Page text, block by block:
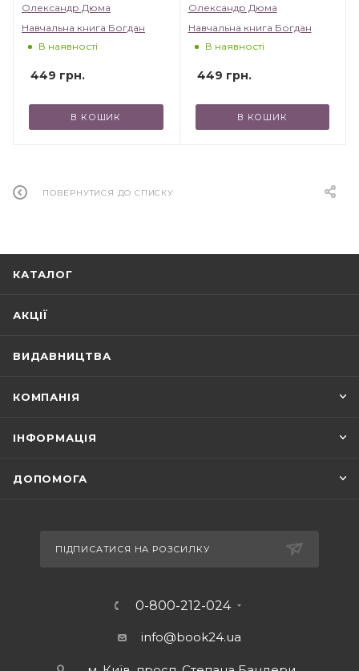
Олександр Дюма
Навчальна книга Богдан
В наявності
449 грн.
В КОШИК
Олександр Дюма
Навчальна книга Богдан
В наявності
449 грн.
В КОШИК
ПОВЕРНУТИСЯ ДО СПИСКУ
КАТАЛОГ
АКЦІЇ
ВИДАВНИЦТВА
КОМПАНІЯ
ІНФОРМАЦІЯ
ДОПОМОГА
ПІДПИСАТИСЯ НА РОЗСИЛКУ
0-800-212-024
info@book24.ua